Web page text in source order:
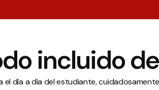
incluido
día a día del estudiante,